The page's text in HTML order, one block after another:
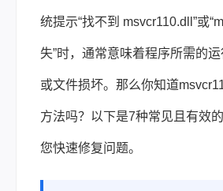
统提示“找不到 msvcr110.dll”或
失”时，通常意味着程序所需的
或文件损坏。那么你知道
方法吗？以下是7种常见且有效
您快速修复问题。